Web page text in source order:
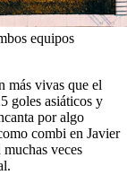
equipos
más vivas que el
goles asiáticos y
por algo
combi en Javier
veces